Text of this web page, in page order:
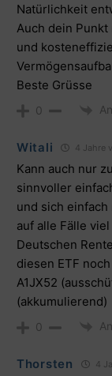
Natürlichkeit
Auch dein
und
Beste Grüsse
0
Witali 4 Jahre
Kann auch nur
sinnvoller
und sich
auf alle Fälle
Deutschen
diesen ETF
A1JX52
(akkumulierend)
0
Thorsten 4